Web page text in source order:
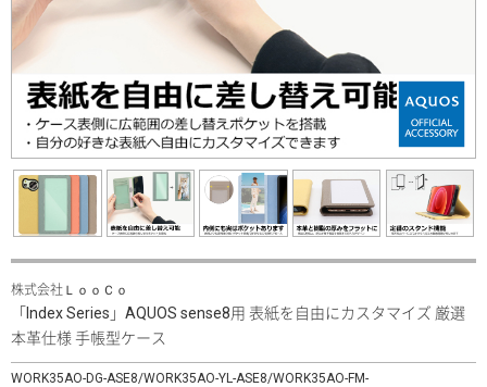
株式会社ＬｏｏＣｏ
「Index Series」AQUOS sense8用 表紙を自由にカスタマイズ 厳選
本革仕様 手帳型ケース
WORK35AO-DG-ASE8/WORK35AO-YL-ASE8/WORK35AO-FM-